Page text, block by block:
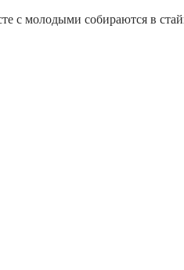
с молодыми собираются в